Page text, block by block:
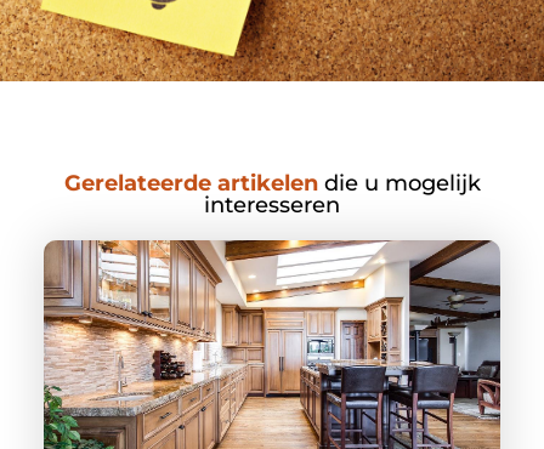
Gerelateerde artikelendie u mogelijk
interesseren